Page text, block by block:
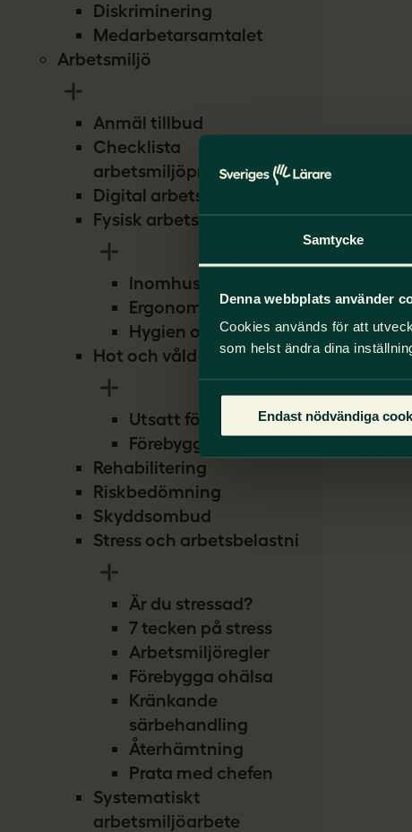
Samtycke
Denna webbplats använder
Cookies används för att
som helst ändra dina
Endast nödvändiga
Diskriminering
Medarbetarsamtalet
Arbetsmiljö
Anmäl tillbud
Checklista
arbetsmiljöproblem
Digital arbetsmiljö
Fysisk arbetsmiljö
Inomhusmiljö
Ergonomi
Hygien och smitta
Hot och våld
Utsatt för hot
Förebygg hot
Rehabilitering
Riskbedömning
Skyddsombud
Stress och arbetsbelastning
Är du stressad?
7 tecken på stress
Arbetsmiljöregler
Förebygga ohälsa
Kränkande
särbehandling
Återhämtning
Prata med chefen
Systematiskt
arbetsmiljöarbete